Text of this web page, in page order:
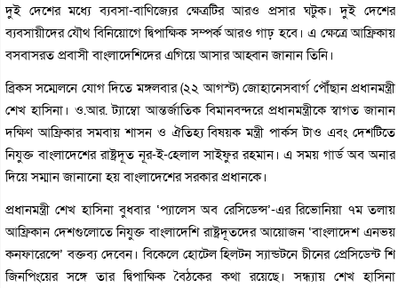
দুই দেশের মধ্যে ব্যবসা-বাণিজ্যের ক্ষেত্রটির আরও প্রসার ঘটুক। দুই দেশের
ব্যবসায়ীদের যৌথ বিনিয়োগে দ্বিপাক্ষিক সম্পর্ক আরও গাঢ় হবে। এ ক্ষেত্রে আফ্রিকায়
বসবাসরত প্রবাসী বাংলাদেশিদের এগিয়ে আসার আহ্বান জানান তিনি।
ব্রিকস সম্মেলনে যোগ দিতে মঙ্গলবার (২২ আগস্ট) জোহানেসবার্গ পৌঁছান প্রধানমন্ত্রী
শেখ হাসিনা। ও.আর. ট্যাম্বো আন্তর্জাতিক বিমানবন্দরে প্রধানমন্ত্রীকে স্বাগত জানান
দক্ষিণ আফ্রিকার সমবায় শাসন ও ঐতিহ্য বিষয়ক মন্ত্রী পার্কস টাও এবং দেশটিতে
নিযুক্ত বাংলাদেশের রাষ্ট্রদূত নূর-ই-হেলাল সাইফুর রহমান। এ সময় গার্ড অব অনার
দিয়ে সম্মান জানানো হয় বাংলাদেশের সরকার প্রধানকে।
প্রধানমন্ত্রী শেখ হাসিনা বুধবার ‘প্যালেস অব রেসিডেন্স’-এর রিভোনিয়া ৭ম তলায়
আফ্রিকান দেশগুলোতে নিযুক্ত বাংলাদেশি রাষ্ট্রদূতদের আয়োজন ‘বাংলাদেশ এনভয়
কনফারেন্সে’ বক্তব্য দেবেন। বিকেলে হোটেল হিলটন স্যান্ডটনে চীনের প্রেসিডেন্ট শি
জিনপিংয়ের সঙ্গে তার দ্বিপাক্ষিক বৈঠকের কথা রয়েছে। সন্ধ্যায় শেখ হাসিনা